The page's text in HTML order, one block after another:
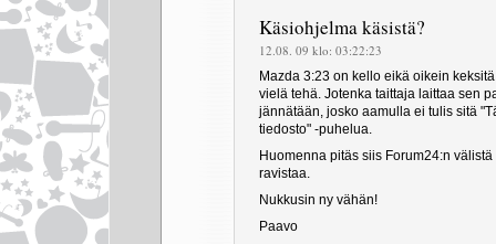
Käsiohjelma käsistä?
12.08. 09 klo: 03:22:23
Mazda 3:23 on kello eikä oikein
vielä tehä. Jotenka taittaja laittaa sen
jännätään, josko aamulla ei tulis sitä
tiedosto" -puhelua.
Huomenna pitäs siis Forum24:n
ravistaa.
Nukkusin ny vähän!
Paavo